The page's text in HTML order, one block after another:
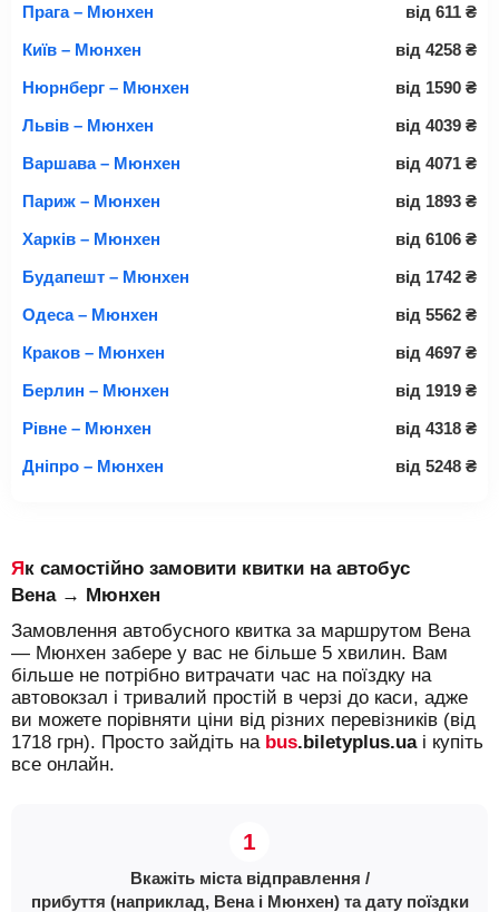
Прага – Мюнхен від 611 ₴
Київ – Мюнхен
від 4258 ₴
Нюрнберг – Мюнхен
від 1590 ₴
Львів – Мюнхен
від 4039 ₴
Варшава – Мюнхен
від 4071 ₴
Париж – Мюнхен
від 1893 ₴
Харків – Мюнхен
від 6106 ₴
Будапешт – Мюнхен
від 1742 ₴
Одеса – Мюнхен
від 5562 ₴
Краков – Мюнхен
від 4697 ₴
Берлин – Мюнхен
від 1919 ₴
Рівне – Мюнхен
від 4318 ₴
Дніпро – Мюнхен
від 5248 ₴
Як самостійно замовити квитки на автобус
Вена → Мюнхен
Замовлення автобусного квитка за маршрутом Вена
— Мюнхен забере у вас не більше 5 хвилин. Вам
більше не потрібно витрачати час на поїздку на
автовокзал і тривалий простій в черзі до каси, адже
ви можете порівняти ціни від різних перевізників (від
1718 грн). Просто зайдіть на bus.biletyplus.uaі купіть
все онлайн.
Вкажіть міста відправлення /
прибуття (наприклад, Вена і Мюнхен) та дату поїздки